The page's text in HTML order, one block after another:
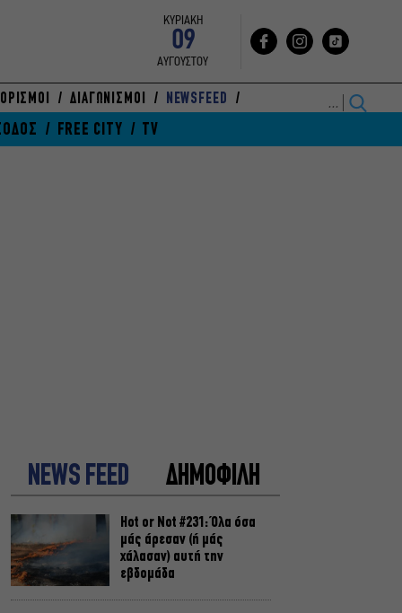
ΚΥΡΙΑΚΗ
09
ΑΥΓΟΥΣΤΟΥ
ΔΙΑΓΩΝΙΣΜΟΙ NEWSFEED
FREE CITY TV
NEWS FEED ΔΗΜΟΦΙΛΗ
Hot or Not #231: Όλα όσα
μάς άρεσαν (ή μάς
χάλασαν) αυτή την
εβδομάδα